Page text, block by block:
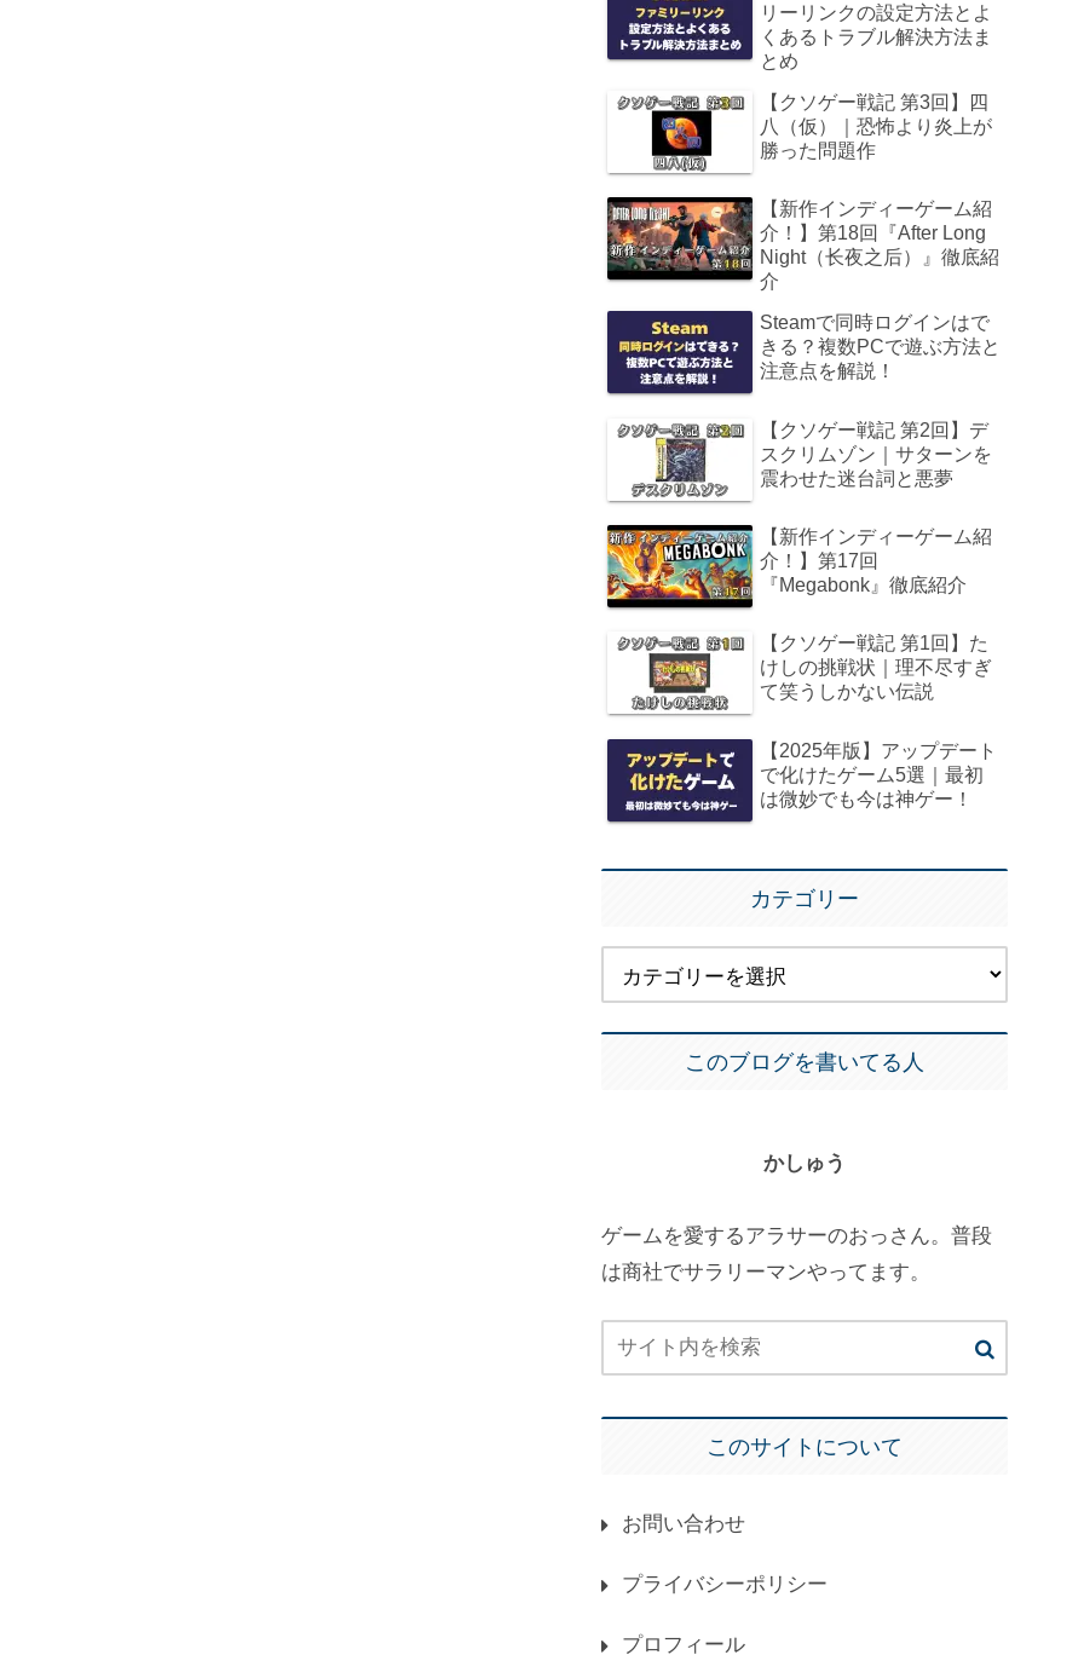
リーリンクの設定方法とよ
くあるトラブル解決方法ま
とめ
【クソゲー戦記 第3回】四
八（仮）｜恐怖より炎上が
勝った問題作
【新作インディーゲーム紹
介！】第18回『After Long
Night（长夜之后）』徹底紹
介
Steamで同時ログインはで
きる？複数PCで遊ぶ方法と
注意点を解説！
【クソゲー戦記 第2回】デ
スクリムゾン｜サターンを
震わせた迷台詞と悪夢
【新作インディーゲーム紹
介！】第17回
『Megabonk』徹底紹介
【クソゲー戦記 第1回】た
けしの挑戦状｜理不尽すぎ
て笑うしかない伝説
【2025年版】アップデート
で化けたゲーム5選｜最初
は微妙でも今は神ゲー！
カテゴリー
このブログを書いてる人
かしゅう
ゲームを愛するアラサーのおっさん。普段
は商社でサラリーマンやってます。
このサイトについて
お問い合わせ
プライバシーポリシー
プロフィール